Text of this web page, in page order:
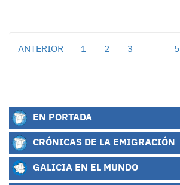
ANTERIOR 1 2 3 5
EN PORTADA
CRÓNICAS DE LA EMIGRACIÓN
GALICIA EN EL MUNDO